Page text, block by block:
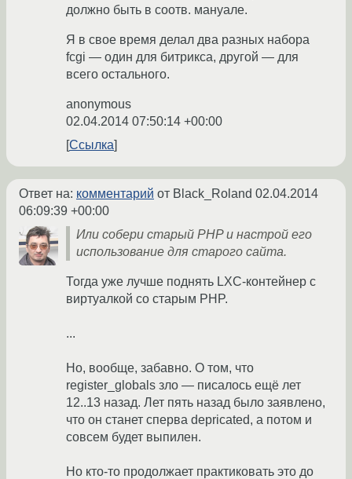
должно быть в соотв. мануале.
Я в свое время делал два разных набора
fcgi — один для битрикса, другой — для
всего остального.
anonymous
02.04.2014 07:50:14 +00:00
Ссылка
Ответ на: комментарий от Black_Roland 02.04.2014
06:09:39 +00:00
Или собери старый PHP и настрой его
использование для старого сайта.
Тогда уже лучше поднять LXC-контейнер с
виртуалкой со старым PHP.
...
Но, вообще, забавно. О том, что
register_globals зло — писалось ещё лет
12..13 назад. Лет пять назад было заявлено,
что он станет сперва depricated, а потом и
совсем будет выпилен.
Но кто-то продолжает практиковать это до